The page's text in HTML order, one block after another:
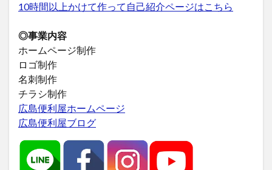
10時間以上かけて作って自己紹介ページはこちら
◎事業内容
ホームページ制作
ロゴ制作
名刺制作
チラシ制作
広島便利屋ホームページ
広島便利屋ブログ